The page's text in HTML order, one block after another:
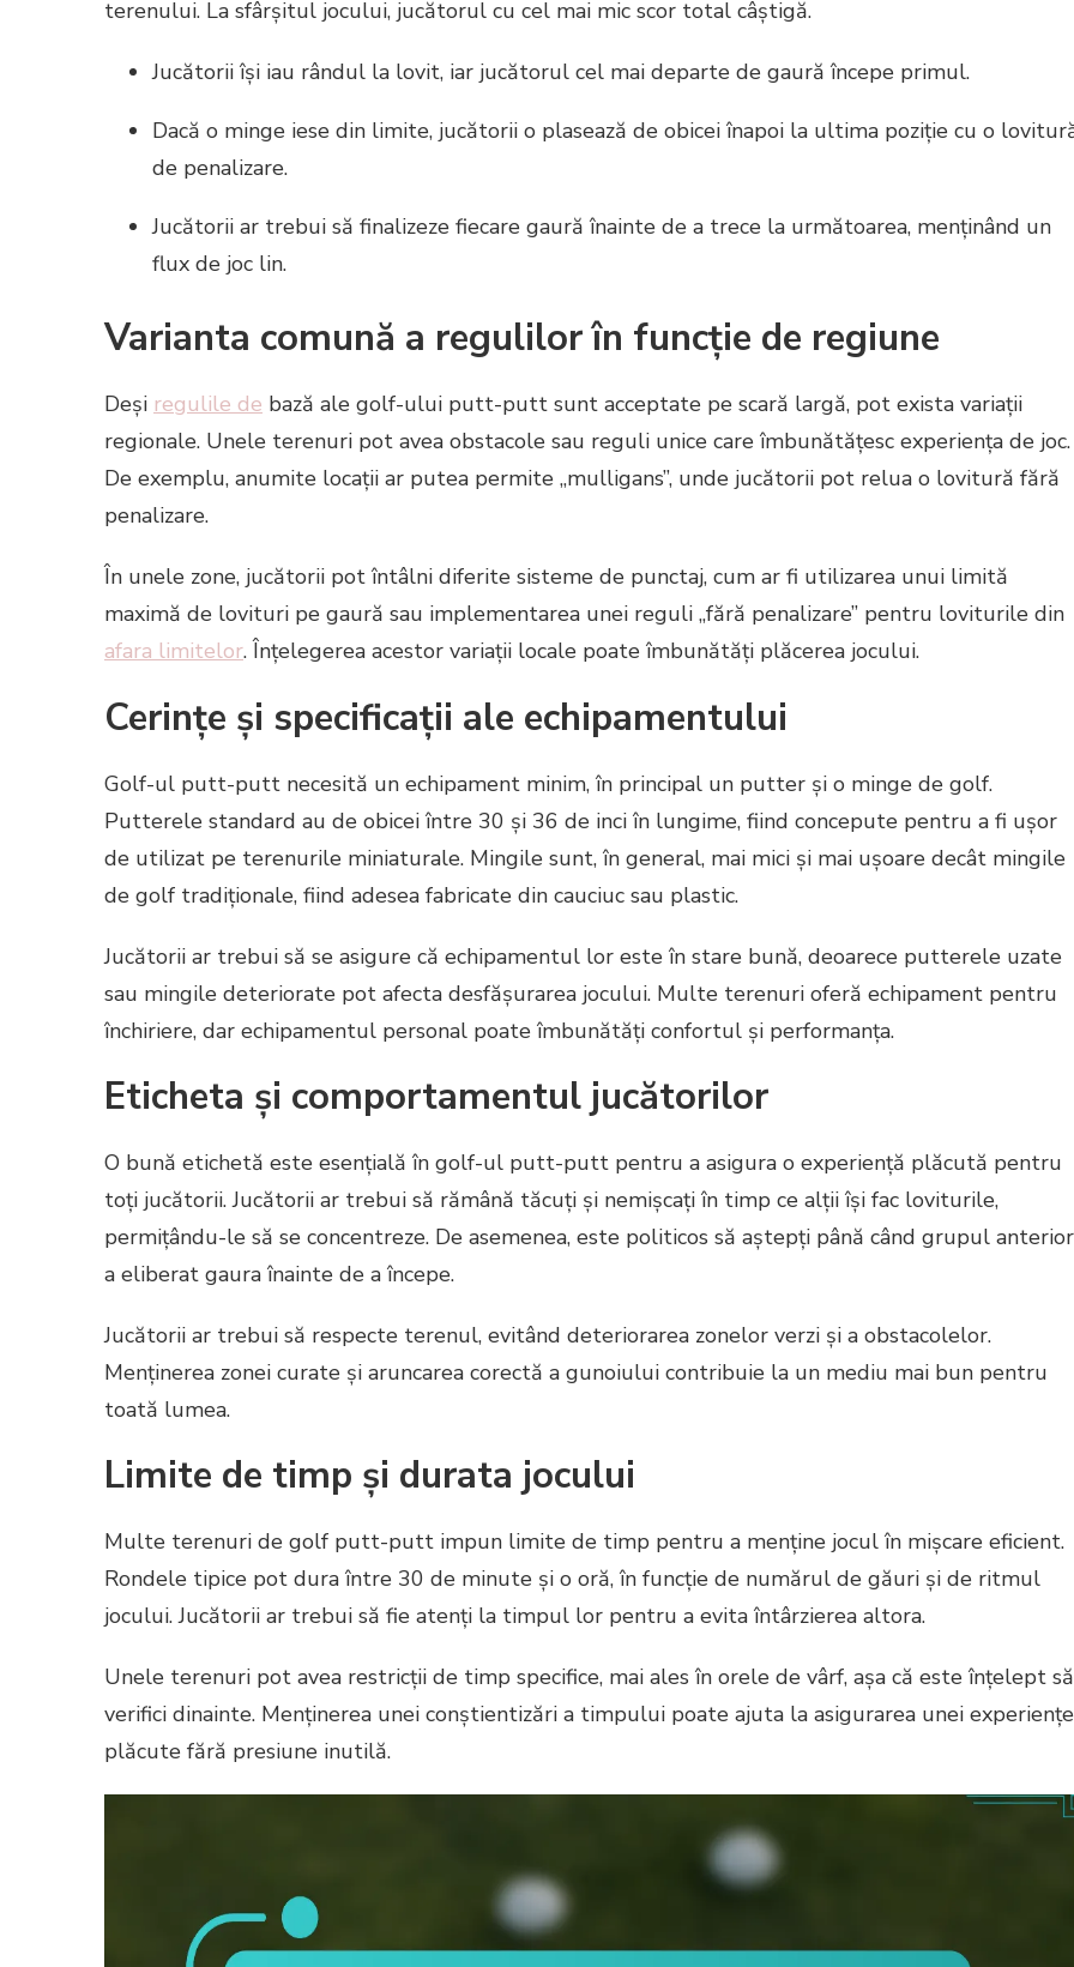
terenului. La sfârșitul jocului, jucătorul cu cel mai mic scor total câștigă.
Jucătorii își iau rândul la lovit, iar jucătorul cel mai departe de gaură începe primul.
Dacă o minge iese din limite, jucătorii o plasează de obicei înapoi la ultima poziție cu o
de penalizare.
Jucătorii ar trebui să finalizeze fiecare gaură înainte de a trece la următoarea, menținând un
flux de joc lin.
Varianta comună a regulilor în funcție de regiune
Deși regulile de bază ale golf-ului putt-putt sunt acceptate pe scară largă, pot exista variații
regionale. Unele terenuri pot avea obstacole sau reguli unice care îmbunătățesc experiența de joc.
De exemplu, anumite locații ar putea permite „mulligans”, unde jucătorii pot relua o lovitură fără
penalizare.
În unele zone, jucătorii pot întâlni diferite sisteme de punctaj, cum ar fi utilizarea unui limită
maximă de lovituri pe gaură sau implementarea unei reguli „fără penalizare” pentru loviturile din
afara limitelor. Înțelegerea acestor variații locale poate îmbunătăți plăcerea jocului.
Cerințe și specificații ale echipamentului
Golf-ul putt-putt necesită un echipament minim, în principal un putter și o minge de golf.
Putterele standard au de obicei între 30 și 36 de inci în lungime, fiind concepute pentru a fi ușor
de utilizat pe terenurile miniaturale. Mingile sunt, în general, mai mici și mai ușoare decât mingile
de golf tradiționale, fiind adesea fabricate din cauciuc sau plastic.
Jucătorii ar trebui să se asigure că echipamentul lor este în stare bună, deoarece putterele uzate
sau mingile deteriorate pot afecta desfășurarea jocului. Multe terenuri oferă echipament pentru
închiriere, dar echipamentul personal poate îmbunătăți confortul și performanța.
Eticheta și comportamentul jucătorilor
O bună etichetă este esențială în golf-ul putt-putt pentru a asigura o experiență plăcută pentru
toți jucătorii. Jucătorii ar trebui să rămână tăcuți și nemișcați în timp ce alții își fac loviturile,
permițându-le să se concentreze. De asemenea, este politicos să aștepți până când grupul anterior
a eliberat gaura înainte de a începe.
Jucătorii ar trebui să respecte terenul, evitând deteriorarea zonelor verzi și a obstacolelor.
Menținerea zonei curate și aruncarea corectă a gunoiului contribuie la un mediu mai bun pentru
toată lumea.
Limite de timp și durata jocului
Multe terenuri de golf putt-putt impun limite de timp pentru a menține jocul în mișcare eficient.
Rondele tipice pot dura între 30 de minute și o oră, în funcție de numărul de găuri și de ritmul
jocului. Jucătorii ar trebui să fie atenți la timpul lor pentru a evita întârzierea altora.
Unele terenuri pot avea restricții de timp specifice, mai ales în orele de vârf, așa că este înțelept să
verifici dinainte. Menținerea unei conștientizări a timpului poate ajuta la asigurarea unei experiențe
plăcute fără presiune inutilă.